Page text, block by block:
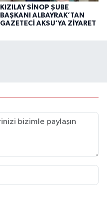
KIZILAY SİNOP ŞUBE
BAŞKANI ALBAYRAK’TAN
GAZETECİ AKSU’YA ZİYARET